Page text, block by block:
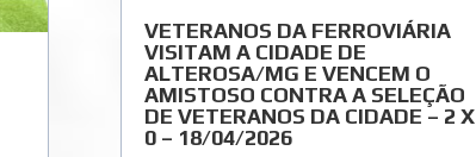
VETERANOS DA FERROVIÁRIA
VISITAM A CIDADE DE
ALTEROSA/MG E VENCEM O
AMISTOSO CONTRA A SELEÇÃO
DE VETERANOS DA CIDADE – 2 X
0 – 18/04/2026